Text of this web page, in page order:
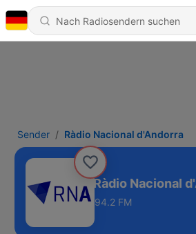
Sender Ràdio Nacional d'Andorra
Ràdio Nacional
94.2 FM